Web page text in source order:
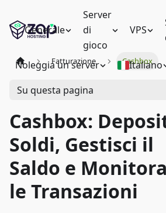
Generale
Server
di
gioco
VPS
Noleggia un server Italiano
Fatturazione Cashbox
Su questa pagina
Cashbox:
Soldi, Gestisci il
Saldo e Monitora
le Transazioni